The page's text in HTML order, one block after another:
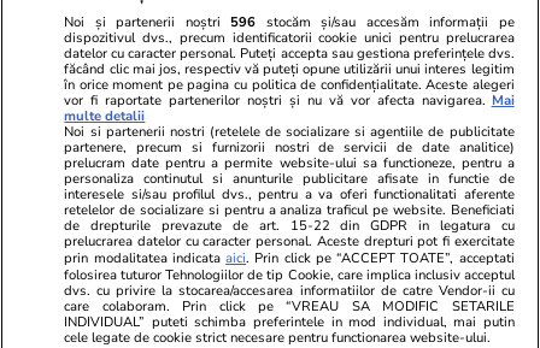
confidențialitate
Ringier România
Libertatea pentru
Unica.ro
Program TV
Avantaje
ELLE
Gazeta Sporturilor
Stiri mondene
Calculator sarcina
Ajută Copiii
Locuri de muncă
Imobiliare.ro
Jobradar24
Imoradar24
Colecții Libertatea
Pariază responsabil! Decizia ONJN nr. 821/25.09.2025.
Jocurile de noroc sunt interzise minorilor.
Noi și partenerii noștri 596 stocăm și/sau accesăm informații pe
dispozitivul dvs., precum identificatorii cookie unici pentru prelucrarea
datelor cu caracter personal. Puteți accepta sau gestiona preferințele dvs.
făcând clic mai jos, respectiv vă puteți opune utilizării unui interes legitim
în orice moment pe pagina cu politica de confidențialitate. Aceste alegeri
vor fi raportate partenerilor noștri și nu vă vor afecta navigarea. Mai
multe detalii
Noi si partenerii nostri (retelele de socializare si agentiile de publicitate
partenere, precum si furnizorii nostri de servicii de date analitice)
prelucram date pentru a permite website-ului sa functioneze, pentru a
personaliza continutul si anunturile publicitare afisate in functie de
interesele si/sau profilul dvs., pentru a va oferi functionalitati aferente
retelelor de socializare si pentru a analiza traficul pe website. Beneficiati
de drepturile prevazute de art. 15-22 din GDPR in legatura cu
prelucrarea datelor cu caracter personal. Aceste drepturi pot fi exercitate
prin modalitatea indicataaici. Prin click pe “ACCEPT TOATE”, acceptati
folosirea tuturor Tehnologiilor de tip Cookie, care implica inclusiv acceptul
dvs. cu privire la stocarea/accesarea informatiilor de catre Vendor-ii cu
care colaboram. Prin click pe “VREAU SA MODIFIC SETARILE
INDIVIDUAL” puteti schimba preferintele in mod individual, mai putin
cele legate de cookie strict necesare pentru functionarea website-ului.